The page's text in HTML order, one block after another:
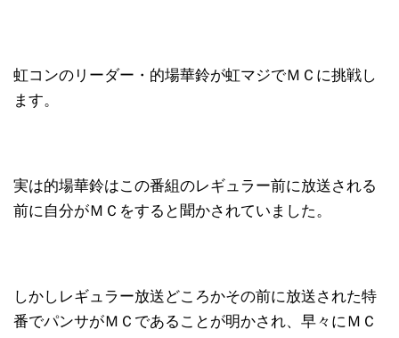
虹コンのリーダー・的場華鈴が虹マジでＭＣに挑戦し
ます。
実は的場華鈴はこの番組のレギュラー前に放送される
前に自分がＭＣをすると聞かされていました。
しかしレギュラー放送どころかその前に放送された特
番でパンサがＭＣであることが明かされ、早々にＭＣ